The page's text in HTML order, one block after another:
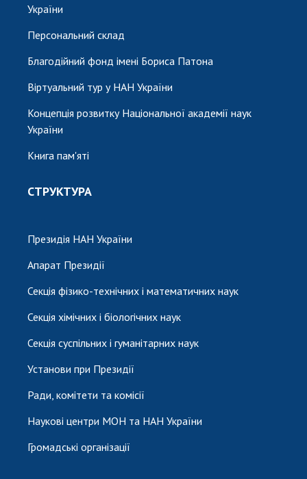
України
Персональний склад
Благодійний фонд імені Бориса Патона
Віртуальний тур у НАН України
Концепція розвитку Національної академії наук
України
Книга пам'яті
СТРУКТУРА
Президія НАН України
Апарат Президії
Секція фізико-технічних і математичних наук
Секція хімічних і біологічних наук
Секція суспільних і гуманітарних наук
Установи при Президії
Ради, комітети та комісії
Наукові центри МОН та НАН України
Громадські організації